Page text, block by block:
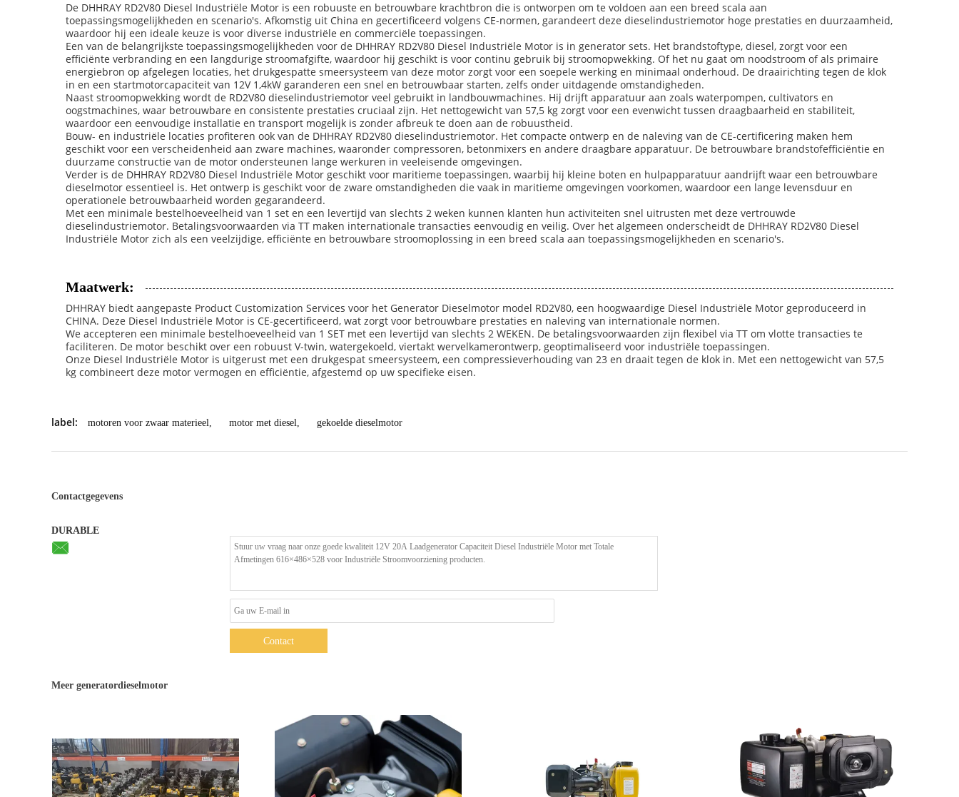
De DHHRAY RD2V80 Diesel Industriële Motor is een robuuste en betrouwbare krachtbron die is ontworpen om te voldoen aan een breed scala aan
toepassingsmogelijkheden en scenario's. Afkomstig uit China en gecertificeerd volgens CE-normen, garandeert deze dieselindustriemotor hoge prestaties en duurzaamheid,
waardoor hij een ideale keuze is voor diverse industriële en commerciële toepassingen.
Een van de belangrijkste toepassingsmogelijkheden voor de DHHRAY RD2V80 Diesel Industriële Motor is in generator sets. Het brandstoftype, diesel, zorgt voor een
efficiënte verbranding en een langdurige stroomafgifte, waardoor hij geschikt is voor continu gebruik bij stroomopwekking. Of het nu gaat om noodstroom of als primaire
energiebron op afgelegen locaties, het drukgespatte smeersysteem van deze motor zorgt voor een soepele werking en minimaal onderhoud. De draairichting tegen de klok
in en een startmotorcapaciteit van 12V 1,4kW garanderen een snel en betrouwbaar starten, zelfs onder uitdagende omstandigheden.
Naast stroomopwekking wordt de RD2V80 dieselindustriemotor veel gebruikt in landbouwmachines. Hij drijft apparatuur aan zoals waterpompen, cultivators en
oogstmachines, waar betrouwbare en consistente prestaties cruciaal zijn. Het nettogewicht van 57,5 kg zorgt voor een evenwicht tussen draagbaarheid en stabiliteit,
waardoor een eenvoudige installatie en transport mogelijk is zonder afbreuk te doen aan de robuustheid.
Bouw- en industriële locaties profiteren ook van de DHHRAY RD2V80 dieselindustriemotor. Het compacte ontwerp en de naleving van de CE-certificering maken hem
geschikt voor een verscheidenheid aan zware machines, waaronder compressoren, betonmixers en andere draagbare apparatuur. De betrouwbare brandstofefficiëntie en
duurzame constructie van de motor ondersteunen lange werkuren in veeleisende omgevingen.
Verder is de DHHRAY RD2V80 Diesel Industriële Motor geschikt voor maritieme toepassingen, waarbij hij kleine boten en hulpapparatuur aandrijft waar een betrouwbare
dieselmotor essentieel is. Het ontwerp is geschikt voor de zware omstandigheden die vaak in maritieme omgevingen voorkomen, waardoor een lange levensduur en
operationele betrouwbaarheid worden gegarandeerd.
Met een minimale bestelhoeveelheid van 1 set en een levertijd van slechts 2 weken kunnen klanten hun activiteiten snel uitrusten met deze vertrouwde
dieselindustriemotor. Betalingsvoorwaarden via TT maken internationale transacties eenvoudig en veilig. Over het algemeen onderscheidt de DHHRAY RD2V80 Diesel
Industriële Motor zich als een veelzijdige, efficiënte en betrouwbare stroomoplossing in een breed scala aan toepassingsmogelijkheden en scenario's.
Maatwerk:
DHHRAY biedt aangepaste Product Customization Services voor het Generator Dieselmotor model RD2V80, een hoogwaardige Diesel Industriële Motor geproduceerd in
CHINA. Deze Diesel Industriële Motor is CE-gecertificeerd, wat zorgt voor betrouwbare prestaties en naleving van internationale normen.
We accepteren een minimale bestelhoeveelheid van 1 SET met een levertijd van slechts 2 WEKEN. De betalingsvoorwaarden zijn flexibel via TT om vlotte transacties te
faciliteren. De motor beschikt over een robuust V-twin, watergekoeld, viertakt wervelkamerontwerp, geoptimaliseerd voor industriële toepassingen.
Onze Diesel Industriële Motor is uitgerust met een drukgespat smeersysteem, een compressieverhouding van 23 en draait tegen de klok in. Met een nettogewicht van 57,5
kg combineert deze motor vermogen en efficiëntie, afgestemd op uw specifieke eisen.
label: motoren voor zwaar materieel, motor met diesel, gekoelde dieselmotor
Contactgegevens
DURABLE
Contact
Meer generatordieselmotor